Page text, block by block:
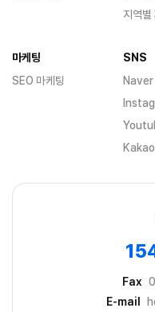
Fax
E-mail
지역별
마케팅
SEO 마케팅
SNS